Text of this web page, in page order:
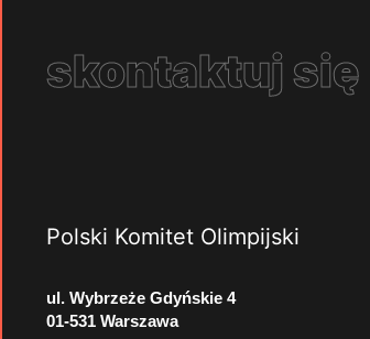
skontaktuj się
Polski Komitet Olimpijski
ul. Wybrzeże Gdyńskie 4
01-531 Warszawa